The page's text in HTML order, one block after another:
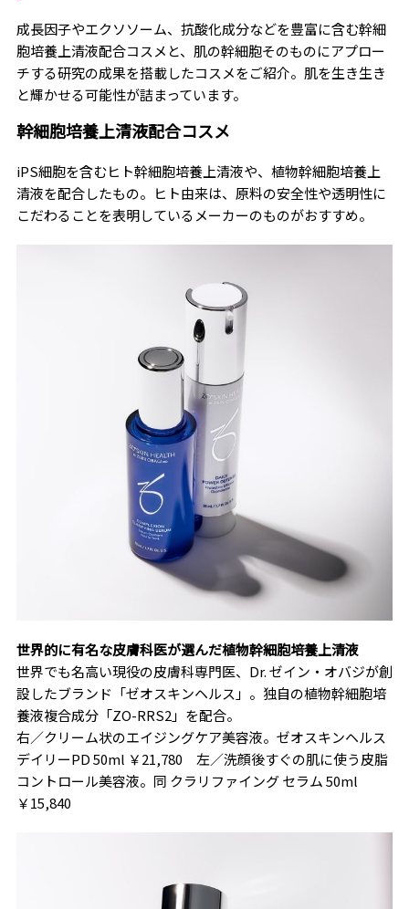
成長因子やエクソソーム、抗酸化成分などを豊富に含む幹細
胞培養上清液配合コスメと、肌の幹細胞そのものにアプロー
チする研究の成果を搭載したコスメをご紹介。肌を生き生き
と輝かせる可能性が詰まっています。
幹細胞培養上清液配合コスメ
iPS細胞を含むヒト幹細胞培養上清液や、植物幹細胞培養上
清液を配合したもの。ヒト由来は、原料の安全性や透明性に
こだわることを表明しているメーカーのものがおすすめ。
世界的に有名な皮膚科医が選んだ植物幹細胞培養上清液
世界でも名高い現役の皮膚科専門医、Dr. ゼイン・オバジが創
設したブランド「ゼオスキンヘルス」。独自の植物幹細胞培
養液複合成分「ZO-RRS2」を配合。
右／クリーム状のエイジングケア美容液。ゼオスキンヘルス
デイリーPD 50ml ￥21,780 左／洗顔後すぐの肌に使う皮脂
コントロール美容液。同 クラリファイング セラム 50ml
￥15,840